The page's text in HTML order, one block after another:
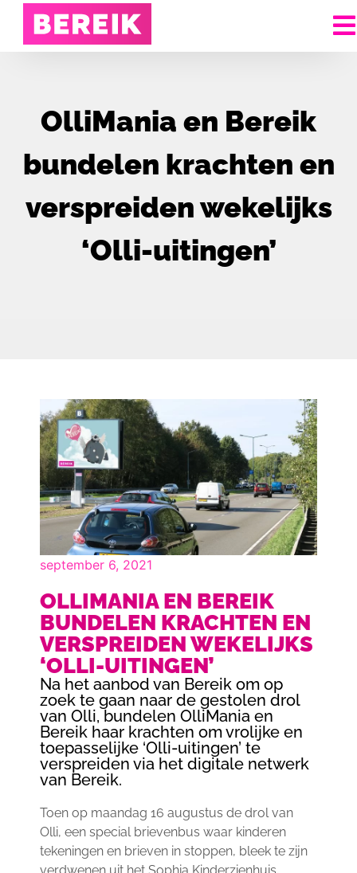
OlliMania en Bereik
bundelen krachten en
verspreiden wekelijks
‘Olli-uitingen’
september 6, 2021
OLLIMANIA EN BEREIK
BUNDELEN KRACHTEN EN
VERSPREIDEN WEKELIJKS
‘OLLI-UITINGEN’
Na het aanbod van Bereik om op
zoek te gaan naar de gestolen drol
van Olli, bundelen OlliMania en
Bereik haar krachten om vrolijke en
toepasselijke ‘Olli-uitingen’ te
verspreiden via het digitale netwerk
van Bereik.
Toen op maandag 16 augustus de drol van
Olli, een special brievenbus waar kinderen
tekeningen en brieven in stoppen, bleek te zijn